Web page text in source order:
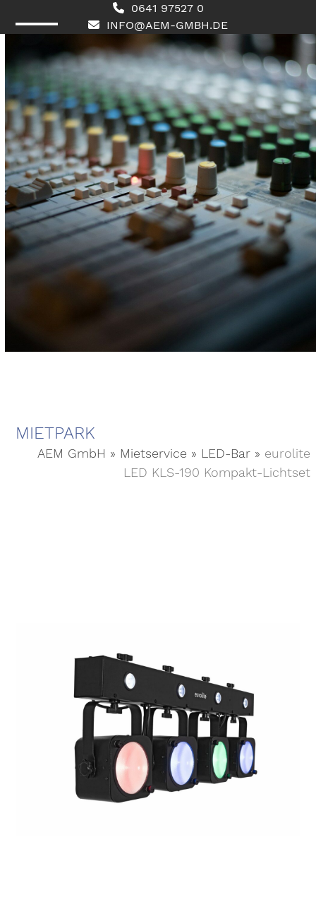
0641 97527 0
INFO@AEM-GMBH.DE
mobile
menu
mobile
menu
MIETPARK
AEM GmbH » Mietservice » LED-Bar » eurolite
LED KLS-190 Kompakt-Lichtset